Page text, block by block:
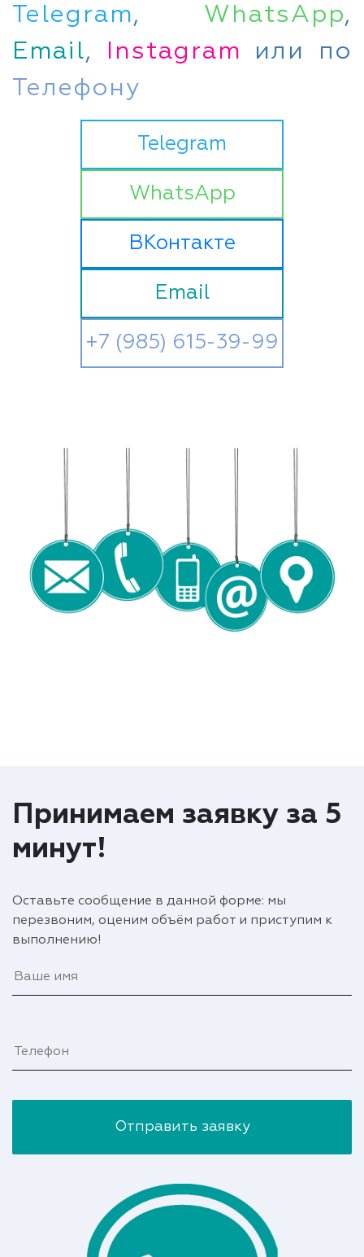
Telegram, WhatsApp,
Email, Instagram или по
Телефону
Telegram
WhatsApp
ВКонтакте
Email
+7 (985) 615-39-99
Принимаем заявку за 5
минут!
Оставьте сообщение в данной форме: мы
перезвоним, оценим объём работ и приступим к
выполнению!